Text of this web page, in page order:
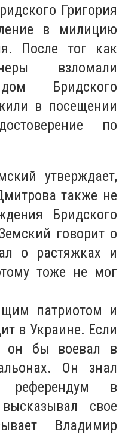
Григория
в милицию
После тог как
взломали
Бридского
в посещении
по
утверждает,
также не
Бридского
говорит о
о растяжках и
тоже не мог
патриотом и
в Украине. Если
он бы воевал в
Он знал
референдум в
свое
Владимир